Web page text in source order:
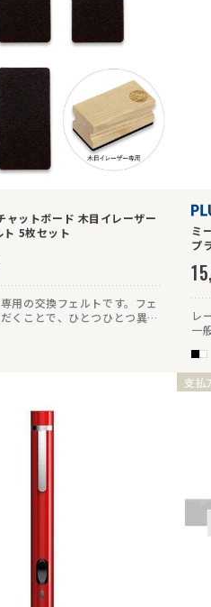
ットボード 木目イレーザー
5枚セット
用の交換フェルトです。フェ
くことで、ひとつひとつ異な
けます。
ミ
プ
レ
一
ボ
し
支払